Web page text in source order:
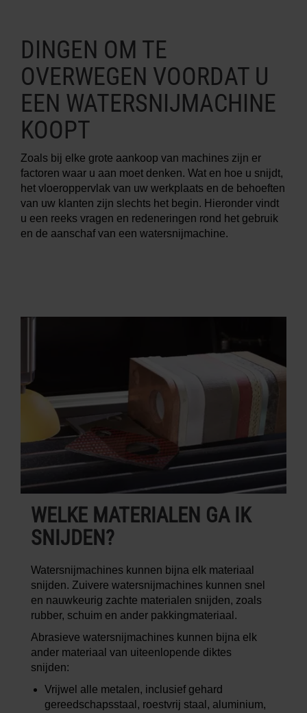
WATERSNIJMACHINES
DINGEN OM TE
OVERWEGEN VOORDAT U
EEN WATERSNIJMACHINE
KOOPT
Zoals bij elke grote aankoop van machines zijn er
factoren waar u aan moet denken. Wat en hoe u snijdt,
het vloeroppervlak van uw werkplaats en de behoeften
van uw klanten zijn slechts het begin. Hieronder vindt
u een reeks vragen en redeneringen rond het gebruik
en de aanschaf van een watersnijmachine.
WELKE MATERIALEN GA IK
SNIJDEN?
Watersnijmachines kunnen bijna elk materiaal
snijden. Zuivere watersnijmachines kunnen snel
en nauwkeurig zachte materialen snijden, zoals
rubber, schuim en ander pakkingmateriaal.
Abrasieve watersnijmachines kunnen bijna elk
ander materiaal van uiteenlopende diktes
snijden:
Vrijwel alle metalen, inclusief gehard
gereedschapsstaal, roestvrij staal, aluminium,